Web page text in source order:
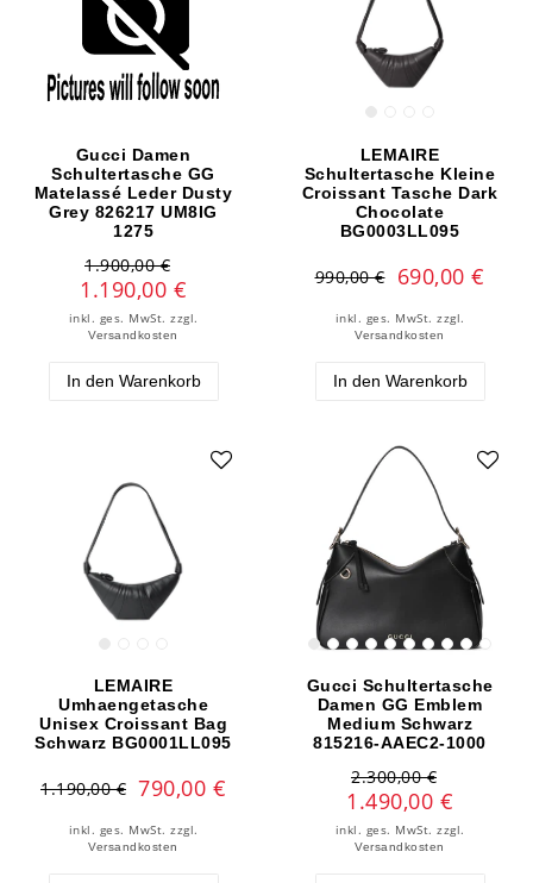
Gucci Damen
Schultertasche GG
Matelassé Leder Dusty
Grey 826217 UM8IG
1275
1.900,00 €
1.190,00 €
inkl. ges. MwSt. zzgl.
Versandkosten
In den Warenkorb
LEMAIRE
Schultertasche Kleine
Croissant Tasche Dark
Chocolate
BG0003LL095
990,00 € 690,00 €
inkl. ges. MwSt. zzgl.
Versandkosten
In den Warenkorb
LEMAIRE
Umhaengetasche
Unisex Croissant Bag
Schwarz BG0001LL095
1.190,00 € 790,00 €
inkl. ges. MwSt. zzgl.
Versandkosten
Gucci Schultertasche
Damen GG Emblem
Medium Schwarz
815216-AAEC2-1000
2.300,00 €
1.490,00 €
inkl. ges. MwSt. zzgl.
Versandkosten